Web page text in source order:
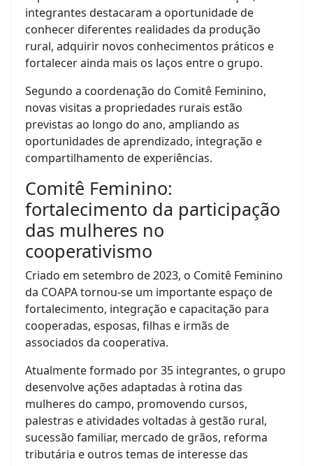
integrantes destacaram a oportunidade de
conhecer diferentes realidades da produção
rural, adquirir novos conhecimentos práticos e
fortalecer ainda mais os laços entre o grupo.
Segundo a coordenação do Comitê Feminino,
novas visitas a propriedades rurais estão
previstas ao longo do ano, ampliando as
oportunidades de aprendizado, integração e
compartilhamento de experiências.
Comitê Feminino:
fortalecimento da participação
das mulheres no
cooperativismo
Criado em setembro de 2023, o Comitê Feminino
da COAPA tornou-se um importante espaço de
fortalecimento, integração e capacitação para
cooperadas, esposas, filhas e irmãs de
associados da cooperativa.
Atualmente formado por 35 integrantes, o grupo
desenvolve ações adaptadas à rotina das
mulheres do campo, promovendo cursos,
palestras e atividades voltadas à gestão rural,
sucessão familiar, mercado de grãos, reforma
tributária e outros temas de interesse das